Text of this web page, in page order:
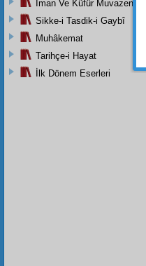
İman Ve Küfür Muvazeneleri
Sikke-i Tasdik-i Gaybî
Muhâkemat
Tarihçe-i Hayat
İlk Dönem Eserleri